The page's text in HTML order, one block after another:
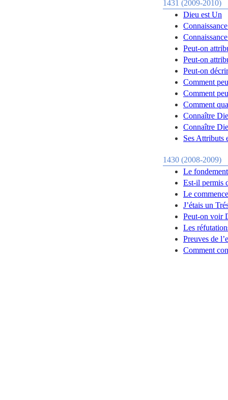
1431 (2009-2010)
Dieu est Un
Peut-on
Peut-on
Peut-on
Comment
Comment
Comment
Connaître
Connaître
Ses Attributs
1430 (2008-2009)
Le
Est-il permis
Le
J’étais un
Peut-on voir
Les
Preuves de
Comment